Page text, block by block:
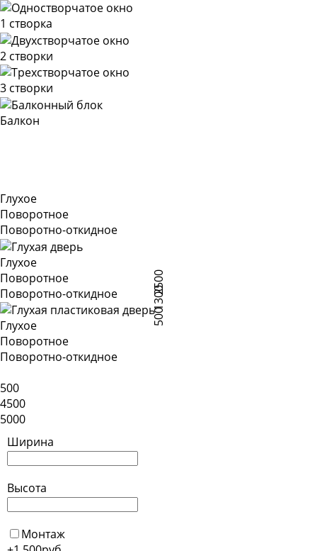
1 створка
2 створки
3 створки
Балкон
2500
1300
500
Глухое
Поворотное
Поворотно-откидное
Глухое
Поворотное
Поворотно-откидное
Глухое
Поворотное
Поворотно-откидное
500
4500
5000
Ширина
Высота
Монтаж